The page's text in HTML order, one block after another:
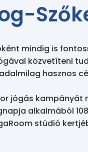
mindig is
közvetíteni
hasznos
jógás kampányát
alkalmából
stúdió